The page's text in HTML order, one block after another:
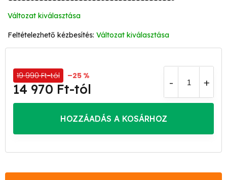
Változat kiválasztása
Változat kiválasztása
19 990 Ft-tól –25 %
14 970 Ft-tól
HOZZÁADÁS A KOSÁRHOZ